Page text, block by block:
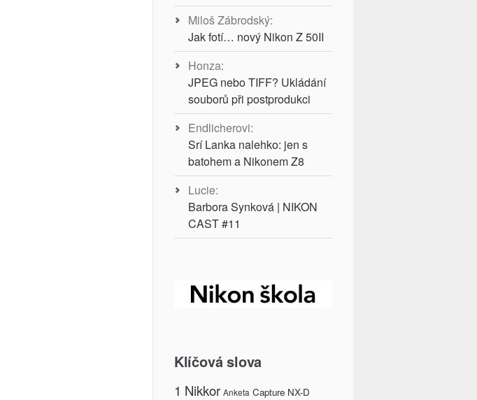
Miloš Zábrodský:
Jak fotí… nový Nikon Z 50II
Honza:
JPEG nebo TIFF? Ukládání
souborů při postprodukci
Endlicherovi:
Srí Lanka nalehko: jen s
batohem a Nikonem Z8
Lucie:
Barbora Synková | NIKON
CAST #11
Klíčová slova
1 Nikkor Anketa Capture NX-D